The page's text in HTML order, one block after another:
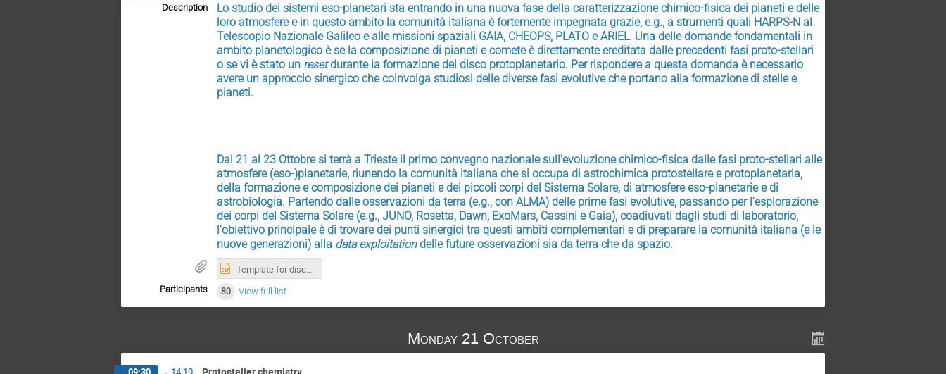
Description
Lo studio dei sistemi eso-planetari sta entrando in una nuova fase della caratterizzazione chimico-fisica dei pianeti e delle
loro atmosfere e in questo ambito la comunità italiana è fortemente impegnata grazie, e.g., a strumenti quali HARPS-N al
Telescopio Nazionale Galileo e alle missioni spaziali GAIA, CHEOPS, PLATO e ARIEL. Una delle domande fondamentali in
ambito planetologico è se la composizione di pianeti e comete è direttamente ereditata dalle precedenti fasi proto-stellari
o se vi è stato un reset durante la formazione del disco protoplanetario. Per rispondere a questa domanda è necessario
avere un approccio sinergico che coinvolga studiosi delle diverse fasi evolutive che portano alla formazione di stelle e
pianeti.
Dal 21 al 23 Ottobre si terrà a Trieste il primo convegno nazionale sull'evoluzione chimico-fisica dalle fasi proto-stellari alle
atmosfere (eso-)planetarie, riunendo la comunità italiana che si occupa di astrochimica protostellare e protoplanetaria,
della formazione e composizione dei pianeti e dei piccoli corpi del Sistema Solare, di atmosfere eso-planetarie e di
astrobiologia. Partendo dalle osservazioni da terra (e.g., con ALMA) delle prime fasi evolutive, passando per l'esplorazione
dei corpi del Sistema Solare (e.g., JUNO, Rosetta, Dawn, ExoMars, Cassini e Gaia), coadiuvati dagli studi di laboratorio,
l'obiettivo principale è di trovare dei punti sinergici tra questi ambiti complementari e di preparare la comunità italiana (e le
nuove generazioni) alla data exploitation delle future osservazioni sia da terra che da spazio.
Template for discussion
Participants 80 View full list
Monday 21 October